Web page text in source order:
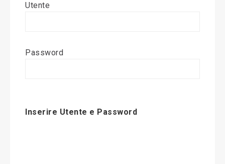
Back
Modifica News
Utente
Password
Inserire Utente e Password